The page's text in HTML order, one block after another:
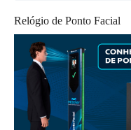
Relógio de Ponto Facial